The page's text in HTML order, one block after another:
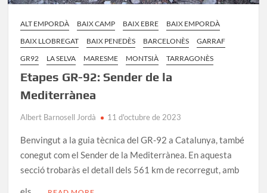
ALT EMPORDÀ BAIX CAMP BAIX EBRE
BAIX EMPORDÀ
BAIX LLOBREGAT
BAIX PENEDÈS BARCELONÈS
GARRAF
GR92
LA SELVA MARESME MONTSIÀ TARRAGONÈS
Etapes GR-92: Sender de la
Mediterrànea
Albert Barnosell Jordà 11 d'octubre de 2023
Benvingut a la guia tècnica del GR-92 a Catalunya, també
conegut com el Sender de la Mediterrànea. En aquesta
secció trobaràs el detall dels 561 km de recorregut, amb